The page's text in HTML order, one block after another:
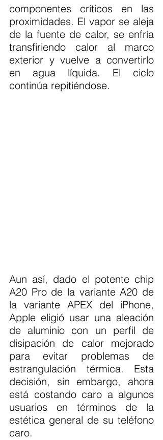
componentes críticos en las
proximidades. El vapor se aleja
de la fuente de calor, se enfría
transfiriendo calor al marco
exterior y vuelve a convertirlo
en agua líquida. El ciclo
continúa repitiéndose.
Aun así, dado el potente chip
A20 Pro de la variante A20 de
la variante APEX del iPhone,
Apple eligió usar una aleación
de aluminio con un perfil de
disipación de calor mejorado
para evitar problemas de
estrangulación térmica. Esta
decisión, sin embargo, ahora
está costando caro a algunos
usuarios en términos de la
estética general de su teléfono
caro.